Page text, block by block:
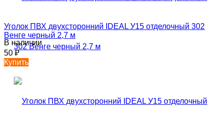
Уголок ПВХ двухсторонний IDEAL У15 отделочный 302
Венге черный 2,7 м
В наличии
50₽
Купить